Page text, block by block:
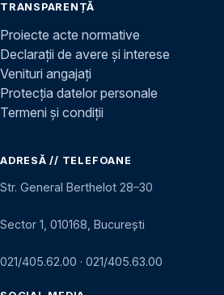
TRANSPARENȚĂ
Proiecte acte normative
Declarații de avere și interese
Venituri angajați
Protecția datelor personale
Termeni și condiții
ADRESĂ // TELEFOANE
Str. General Berthelot 28–30
Sector 1, 010168, București
021/405.62.00 · 021/405.63.00